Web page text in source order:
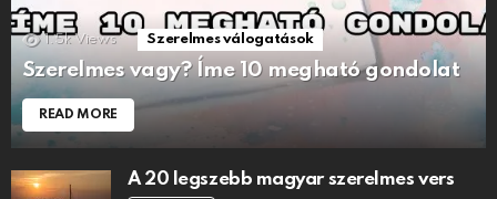
1.5k Views Szerelmes válogatások
Szerelmes vagy? Íme 10 megható gondolat
READ MORE
A 20 legszebb magyar szerelmes vers